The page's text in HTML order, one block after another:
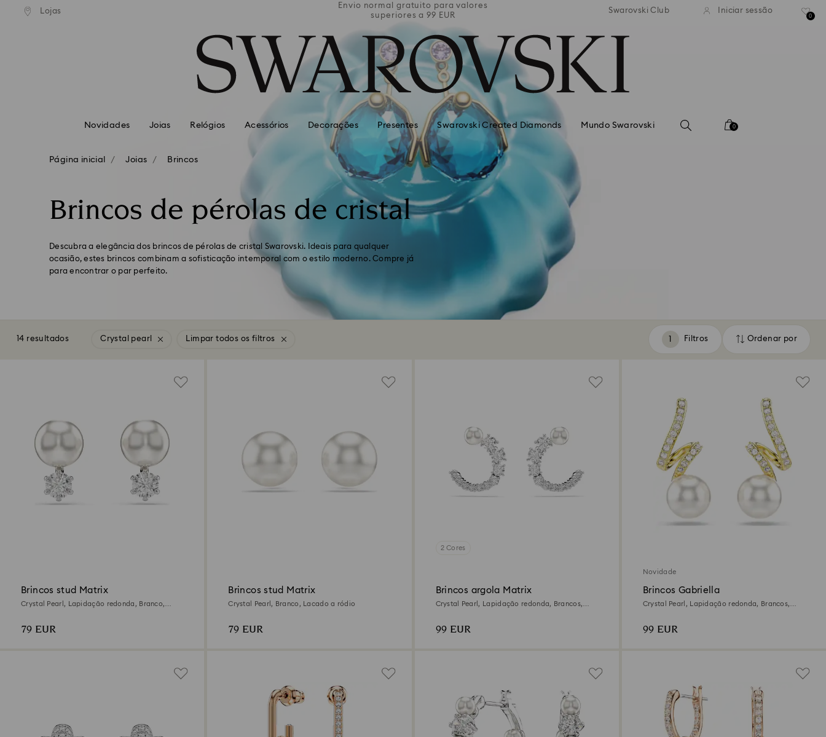
Accesskeys list
Lojas
gratuito para valores
superiores a 99 EUR
Envio normal gratuito para valores
superiores a 99 EUR
Envio normal gratuito para valores
superiores a 99 EUR
Envio normal gratuito para
superiores a 99 EUR
Swarovski Club Iniciar sessão
0
Novidades Joias Relógios Acessórios Decorações Presentes Swarovski Created Diamonds Mundo Swarovski 0
Página inicial Joias Brincos
Brincos de pérolas de cristal
Descubra a elegância dos brincos de pérolas de cristal Swarovski. Ideais para qualquer
ocasião, estes brincos combinam a sofisticação intemporal com o estilo moderno. Compre já
para encontrar o par perfeito.
14 resultados Crystal pearl Limpar todos os filtros Filtros
Filtros Ordenar por
Ordenar
Brincos stud Matrix
Crystal Pearl, Lapidação redonda, Branco,
79 EUR
Brincos stud Matrix
Crystal Pearl, Branco, Lacado a ródio
79 EUR
2 Cores
Brincos argola Matrix
Crystal Pearl, Lapidação redonda, Brancos,
99 EUR
Novidade
Brincos Gabriella
Crystal Pearl, Lapidação redonda, Brancos,
99 EUR